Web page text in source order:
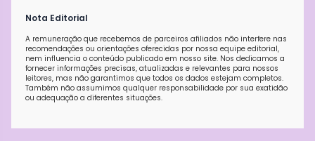
Nota Editorial
A remuneração que recebemos de parceiros afiliados não interfere nas
recomendações ou orientações oferecidas por nossa equipe editorial,
nem influencia o conteúdo publicado em nosso site. Nos dedicamos a
fornecer informações precisas, atualizadas e relevantes para nossos
leitores, mas não garantimos que todos os dados estejam completos.
Também não assumimos qualquer responsabilidade por sua exatidão
ou adequação a diferentes situações.